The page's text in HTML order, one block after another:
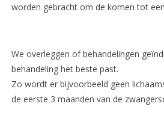
worden gebracht om de komen tot
We overleggen of behandelingen
behandeling het beste past.
Zo wordt er bijvoorbeeld geen
de eerste 3 maanden van de